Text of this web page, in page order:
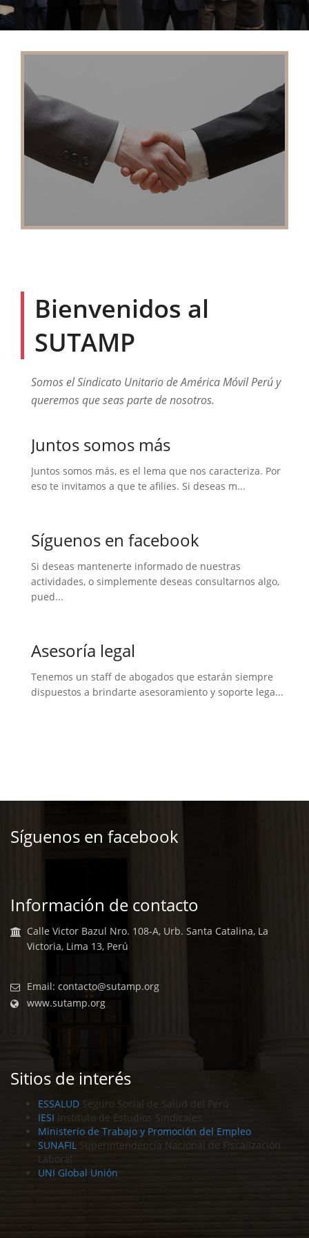
Bienvenidos al
SUTAMP
Somos el Sindicato Unitario de América Móvil Perú y
queremos que seas parte de nosotros.
Juntos somos más
Juntos somos más, es el lema que nos caracteriza. Por
eso te invitamos a que te afilies. Si deseas m...
Síguenos en facebook
Si deseas mantenerte informado de nuestras
actividades, o simplemente deseas consultarnos algo,
pued...
Asesoría legal
Tenemos un staff de abogados que estarán siempre
dispuestos a brindarte asesoramiento y soporte lega...
Síguenos en facebook
Información de contacto
Calle Victor Bazul Nro. 108-A, Urb. Santa Catalina, La
Victoria, Lima 13, Perú
Email: contacto@sutamp.org
www.sutamp.org
Sitios de interés
ESSALUD Seguro Social de Salud del Perú
IESI Instituto de Estudios Sindicales
Ministerio de Trabajo y Promoción del Empleo
SUNAFIL Superintendencia Nacional de Fiscalización
Laboral
UNI Global Unión